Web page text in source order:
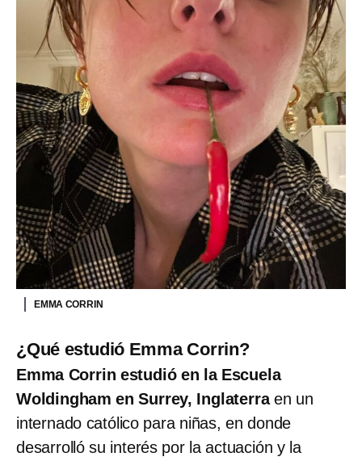
EMMA CORRIN
¿Qué estudió Emma Corrin?
Emma Corrin estudió en la Escuela
Woldingham en Surrey, Inglaterraen un
internado católico para niñas, en donde
desarrolló su interés por la actuación y la